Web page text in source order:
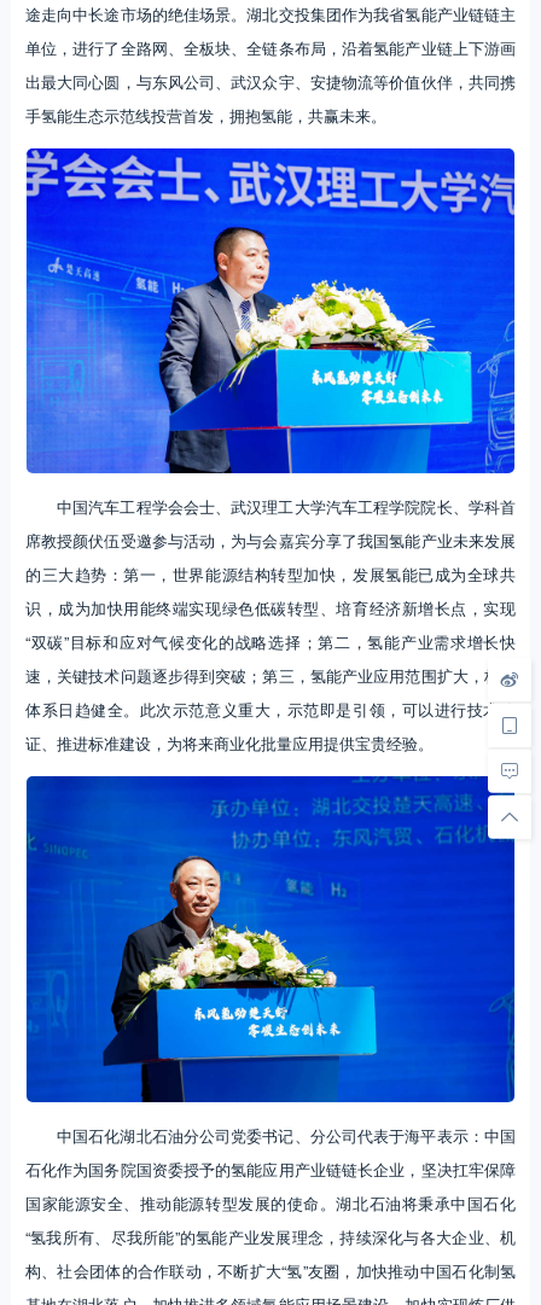
途走向中长途市场的绝佳场景。湖北交投集团作为我省氢能产业链链主
单位，进行了全路网、全板块、全链条布局，沿着氢能产业链上下游画
出最大同心圆，与东风公司、武汉众宇、安捷物流等价值伙伴，共同携
手氢能生态示范线投营首发，拥抱氢能，共赢未来。
中国汽车工程学会会士、武汉理工大学汽车工程学院院长、学科首
席教授颜伏伍受邀参与活动，为与会嘉宾分享了我国氢能产业未来发展
的三大趋势：第一，世界能源结构转型加快，发展氢能已成为全球共
识，成为加快用能终端实现绿色低碳转型、培育经济新增长点，实现
“双碳”目标和应对气候变化的战略选择；第二，氢能产业需求增长快
速，关键技术问题逐步得到突破；第三，氢能产业应用范围扩大，标准
体系日趋健全。此次示范意义重大，示范即是引领，可以进行技术验
证、推进标准建设，为将来商业化批量应用提供宝贵经验。
中国石化湖北石油分公司党委书记、分公司代表于海平表示：中国
石化作为国务院国资委授予的氢能应用产业链链长企业，坚决扛牢保障
国家能源安全、推动能源转型发展的使命。湖北石油将秉承中国石化
“氢我所有、尽我所能”的氢能产业发展理念，持续深化与各大企业、机
构、社会团体的合作联动，不断扩大“氢”友圈，加快推动中国石化制氢